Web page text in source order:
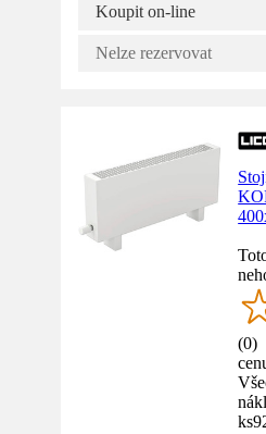
Koupit on-line
Nelze rezervovat
(0)
ks